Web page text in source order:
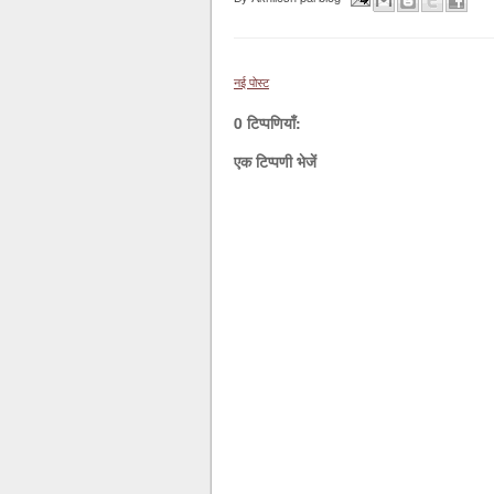
नई पोस्ट
0 टिप्पणियाँ:
एक टिप्पणी भेजें